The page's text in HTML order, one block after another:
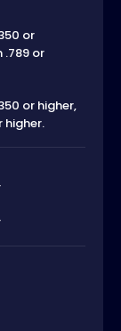
or
.789 or
or higher,
higher.